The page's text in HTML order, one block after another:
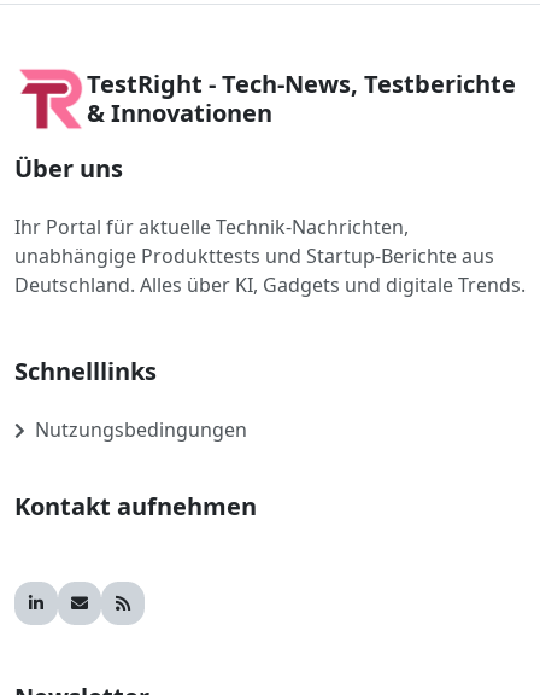
TestRight - Tech-News, Testberichte
& Innovationen
Über uns
Ihr Portal für aktuelle Technik-Nachrichten,
unabhängige Produkttests und Startup-Berichte aus
Deutschland. Alles über KI, Gadgets und digitale Trends.
Schnelllinks
Nutzungsbedingungen
Kontakt aufnehmen